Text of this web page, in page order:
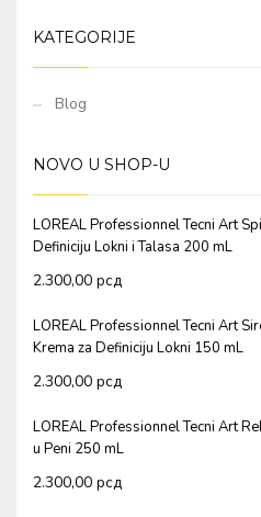
KATEGORIJE
Blog
NOVO U SHOP-U
LOREAL Professionnel Tecni Art
Definiciju Lokni i Talasa 200 mL
2.300,00 рсд
LOREAL Professionnel Tecni Art
Krema za Definiciju Lokni 150 mL
2.300,00 рсд
LOREAL Professionnel Tecni Art
u Peni 250 mL
2.300,00 рсд